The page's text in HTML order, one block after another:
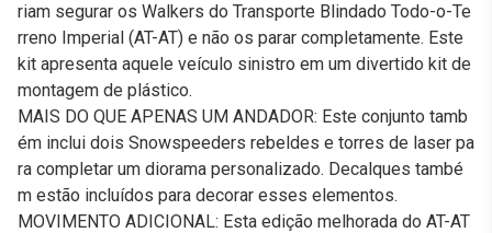
riam segurar os Walkers do Transporte Blindado Todo-o-Te
rreno Imperial (AT-AT) e não os parar completamente. Este
kit apresenta aquele veículo sinistro em um divertido kit de
montagem de plástico.
MAIS DO QUE APENAS UM ANDADOR: Este conjunto tamb
ém inclui dois Snowspeeders rebeldes e torres de laser pa
ra completar um diorama personalizado. Decalques també
m estão incluídos para decorar esses elementos.
MOVIMENTO ADICIONAL: Esta edição melhorada do AT-AT